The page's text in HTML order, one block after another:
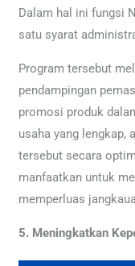
Dalam hal ini fungsi
satu syarat
Program tersebut
pendampingan
promosi produk
usaha yang lengkap,
tersebut secara
manfaatkan untuk
memperluas
5. Meningkatkan